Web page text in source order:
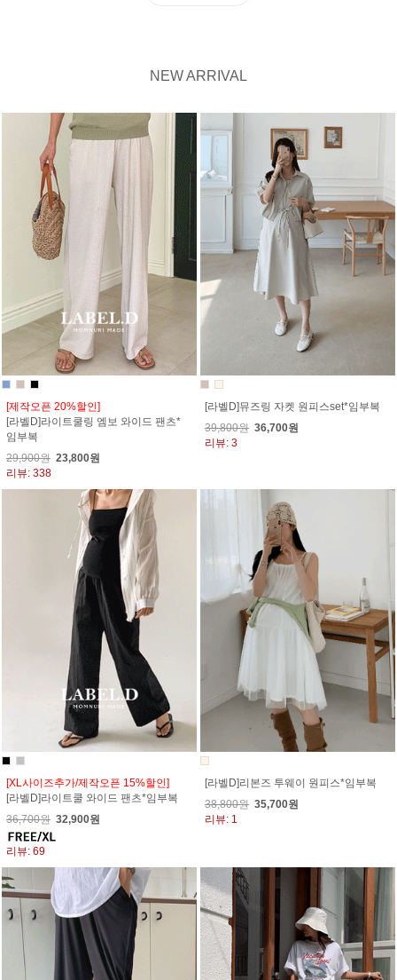
NEW ARRIVAL
[제작오픈 20%할인]
[라벨D]라이트쿨링 엠보 와이드 팬츠*
임부복
29,900원 23,800원
리뷰: 338
[라벨D]뮤즈링 자켓 원피스set*임부복
39,800원 36,700원
리뷰: 3
[XL사이즈추가/제작오픈 15%할인]
[라벨D]라이트쿨 와이드 팬츠*임부복
36,700원 32,900원
리뷰: 69
[라벨D]리본즈 투웨이 원피스*임부복
38,800원 35,700원
리뷰: 1